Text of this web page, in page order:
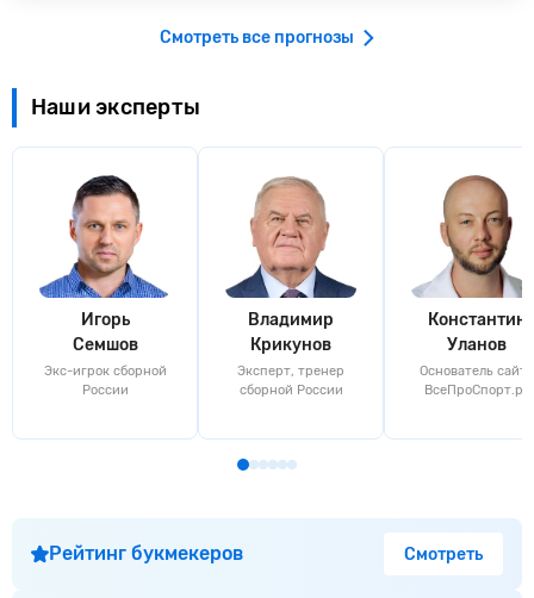
Смотреть все прогнозы
Наши эксперты
Игорь
Семшов
Экс-игрок сборной
России
Владимир
Крикунов
Эксперт, тренер
сборной России
Константин
Уланов
Основатель сайта
ВсеПроСпорт.ру
Рейтинг букмекеров Смотреть